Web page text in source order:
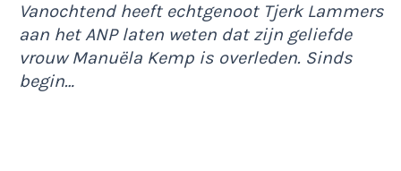
Vanochtend heeft echtgenoot Tjerk Lammers
aan het ANP laten weten dat zijn geliefde
vrouw Manuëla Kemp is overleden. Sinds
begin…